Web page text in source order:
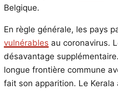
Belgique.
En règle générale, les pays
vulnérables au coronavirus.
désavantage
longue frontière commune
fait son apparition. Le